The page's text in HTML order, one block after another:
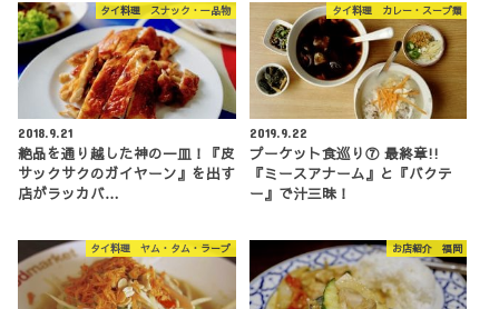
タイ料理 スナック・一品物
2018.9.21
絶品を通り越した神の一皿！『皮
サックサクのガイヤーン』を出す
店がラッカバ…
タイ料理 カレー・スープ類
2019.9.22
プーケット食巡り⑦ 最終章!!
『ミースアナーム』と『バクテ
ー』で汁三昧！
タイ料理 ヤム・タム・ラープ お店紹介 福岡